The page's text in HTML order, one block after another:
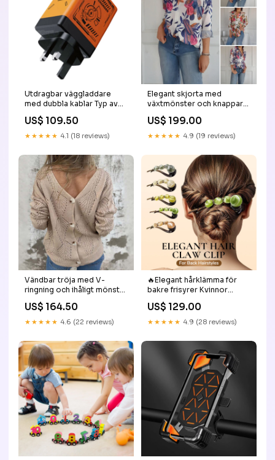
Utdragbar väggladdare
med dubbla kablar Typ av
US$ 109.50
★★★★★ 4.1 (18 reviews)
Elegant skjorta med
växtmönster och knappar
US$ 199.00
★★★★★ 4.9 (19 reviews)
Vändbar tröja med V-
ringning och ihåligt mönster
US$ 164.50
★★★★★ 4.6 (22 reviews)
🔥Elegant hårklämma för
bakre frisyrer Kvinnor
US$ 129.00
★★★★★ 4.9 (28 reviews)